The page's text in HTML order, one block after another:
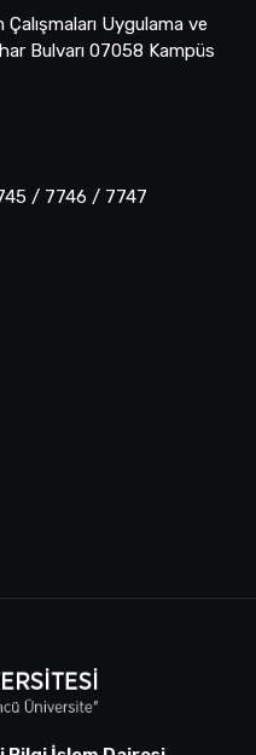
Uygulama ve
Bulvarı 07058 Kampüs
/ 7746 / 7747